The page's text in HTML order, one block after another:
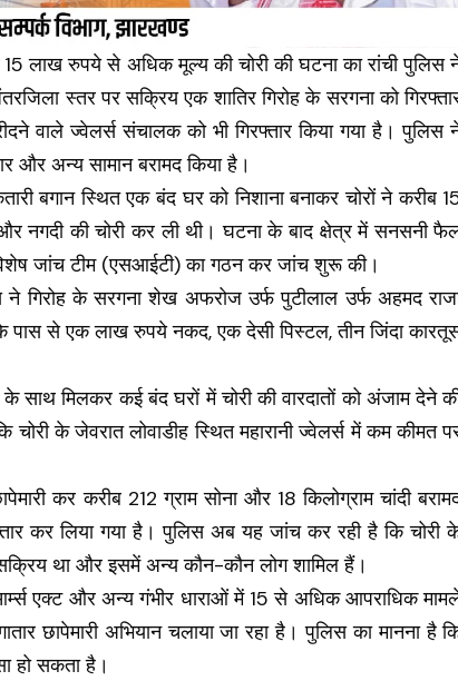
15 लाख रुपये से अधिक मूल्य की चोरी की घटना का रांची पुलिस
स्तर पर सक्रिय एक शातिर गिरोह के सरगना को
वाले ज्वेलर्स संचालक को भी गिरफ्तार किया गया है। पुलिस
और अन्य सामान बरामद किया है।
बगान स्थित एक बंद घर को निशाना बनाकर चोरों ने करीब
की चोरी कर ली थी। घटना के बाद क्षेत्र में सनसनी
जांच टीम (एसआईटी) का गठन कर जांच शुरू की।
गिरोह के सरगना शेख अफरोज उर्फ पुटीलाल उर्फ अहमद
पास से एक लाख रुपये नकद, एक देसी पिस्टल, तीन जिंदा
मिलकर कई बंद घरों में चोरी की वारदातों को अंजाम देने
के जेवरात लोवाडीह स्थित महारानी ज्वेलर्स में कम कीमत
कर करीब 212 ग्राम सोना और 18 किलोग्राम चांदी
कर लिया गया है। पुलिस अब यह जांच कर रही है कि चोरी
था और इसमें अन्य कौन-कौन लोग शामिल हैं।
एक्ट और अन्य गंभीर धाराओं में 15 से अधिक आपराधिक
छापेमारी अभियान चलाया जा रहा है। पुलिस का मानना है
हो सकता है।